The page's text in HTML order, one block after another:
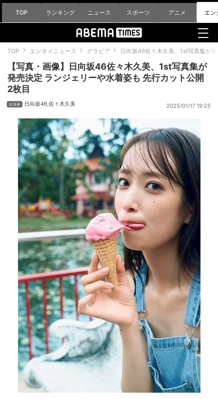
TOP ランキング ニュース スポーツ アニメ エン
TOP エンタメニュース グラビア 日向坂46佐々木久美、1st写真集が
【写真・画像】日向坂46佐々木久美、1st写真集が
発売決定 ランジェリーや水着姿も 先行カット公開
2枚目
日向坂46,佐々木久美 2025/01/17 19:25